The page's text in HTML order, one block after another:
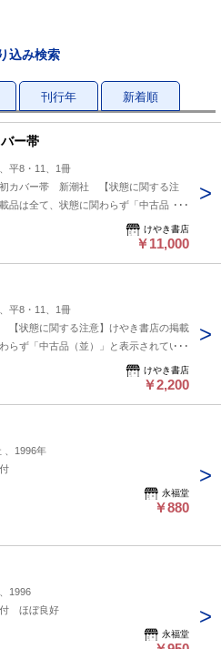
込み検索
刊行年 新着順
ー帯
平8・11、1冊
カバー帯 新潮社 【状態に関する注
品は全て、状態に関わらず「中古品
います。「日本の古本屋」は６段階の
なりましたが、当店の扱う商品の特質
という表現は考慮にいれないで下さい。
のは特に問題なく良好とお考え下さ
けやき書店
￥11,000
平8・11、1冊
状態に関する注意】けやき書店の掲載
らず「中古品（並）」と表示されていま
は６段階の「状態」表記が必須となりま
品の特質上、状態の簡易な区分けは適切
え下さい。:
けやき書店
￥2,200
、1996年
永福堂
￥880
1996
付 ほぼ良好
永福堂